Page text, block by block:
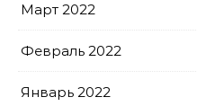
Март 2022
Февраль 2022
Январь 2022